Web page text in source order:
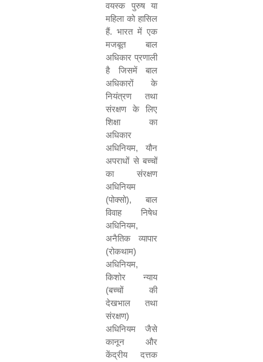
वयस्क पुरुष या
महिला को हासिल
हैं. भारत में एक
मजबूत बाल
अधिकार प्रणाली
है जिसमें बाल
अधिकारों के
नियंत्रण तथा
संरक्षण के लिए
शिक्षा का
अधिकार
अधिनियम, यौन
अपराधों से बच्चों
का संरक्षण
अधिनियम
(पोक्सो), बाल
विवाह निषेध
अधिनियम,
अनैतिक व्यापार
(रोकथाम)
अधिनियम,
किशोर न्याय
(बच्चों की
देखभाल तथा
संरक्षण)
अधिनियम जैसे
कानून और
केंद्रीय दत्तक